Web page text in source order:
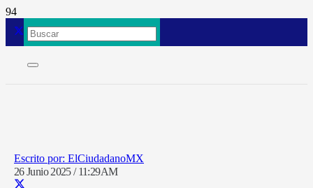
ElCiudadanoMX
26 Junio 2025 / 11:29AM